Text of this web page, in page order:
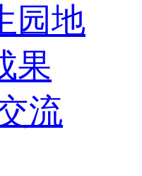
园地
果
流